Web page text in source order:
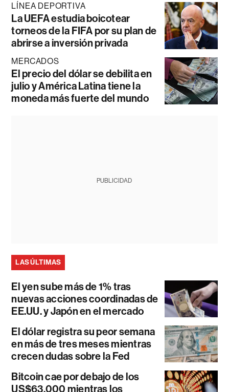
LÍNEA DEPORTIVA
La UEFA estudia boicotear
torneos de la FIFA por su plan de
abrirse a inversión privada
MERCADOS
El precio del dólar se debilita en
julio y América Latina tiene la
moneda más fuerte del mundo
PUBLICIDAD
LAS ÚLTIMAS
El yen sube más de 1% tras
nuevas acciones coordinadas de
EE.UU. y Japón en el mercado
El dólar registra su peor semana
en más de tres meses mientras
crecen dudas sobre la Fed
Bitcoin cae por debajo de los
US$63.000 mientras los